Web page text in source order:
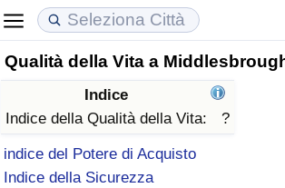
Qualità della Vita a
Indice
Indice della Qualità della Vita:
?
indice del Potere di Acquisto
Indice della Sicurezza
Costo della vita
Indice Del Costo Della Vita (corrente)
Indice Del Costo Della Vita
Prezzi degli immobili
Indice del Prezzo delle Case (Corrente)
Indice del Prezzo delle Case
Qualità della Vita
Indice della Qualità della Vita
Indice della Qualità della Vita (Corrente)